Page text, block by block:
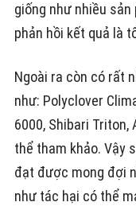
giống như nhiều
phản hồi kết quả là
Ngoài ra còn có rất
như: Polyclover
6000, Shibari Triton,
thể tham khảo. Vậy
đạt được mong đợi
như tác hại có thể